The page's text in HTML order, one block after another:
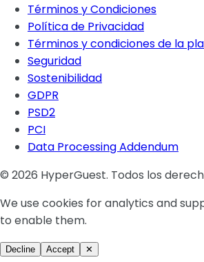
Términos y Condiciones
Política de Privacidad
Términos y condiciones de la
Seguridad
Sostenibilidad
GDPR
PSD2
PCI
Data Processing Addendum
© 2026 HyperGuest. Todos los
We use cookies for analytics and
to enable them.
Decline Accept ✕